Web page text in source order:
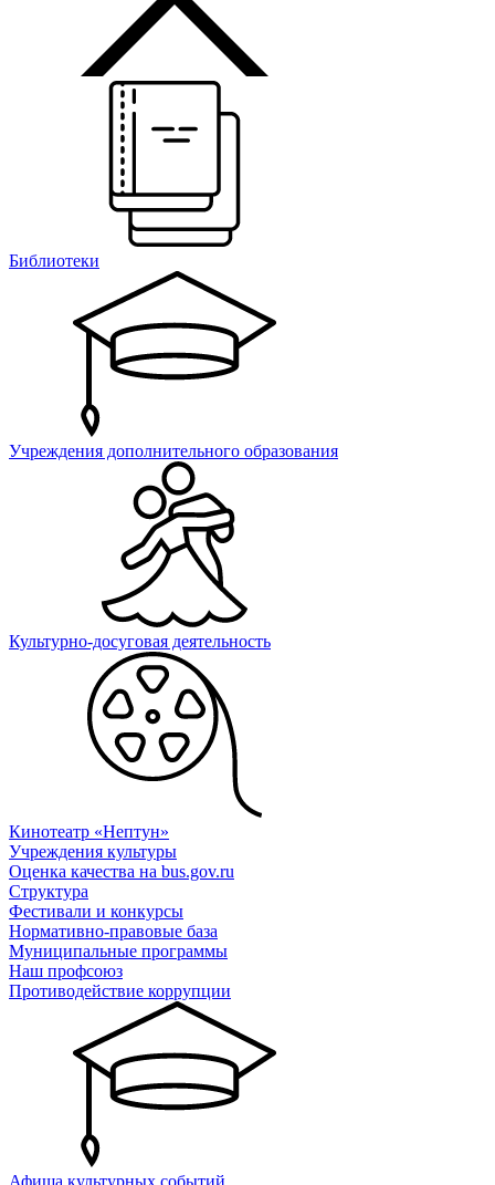
Библиотеки
Учреждения дополнительного образования
Культурно-досуговая деятельность
Кинотеатр «Нептун»
Учреждения культуры
Оценка качества на bus.gov.ru
Структура
Фестивали и конкурсы
Нормативно-правовые база
Муниципальные программы
Наш профсоюз
Противодействие коррупции
Афиша культурных событий